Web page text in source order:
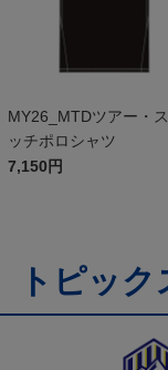
MY26_MTDツアー・
ッチポロシャツ
7,150円
トピック